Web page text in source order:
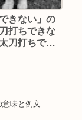
きない」の
打ちできな
刀打ちでき
意味と例文